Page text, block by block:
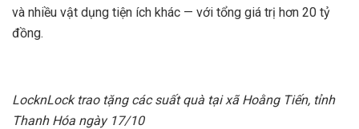
và nhiều vật dụng tiện ích khác — với tổng giá trị hơn 20 tỷ
đồng.
LocknLock trao tặng các suất quà tại xã Hoằng Tiến, tỉnh
Thanh Hóa ngày 17/10